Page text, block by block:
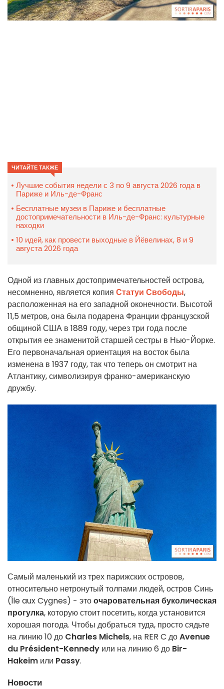
ЧИТАЙТЕ ТАКЖЕ
Лучшие события недели с 3 по 9 августа 2026 года в
Париже и Иль-де-Франс
Бесплатные музеи в Париже и бесплатные
достопримечательности в Иль-де-Франс: культурные
находки
10 идей, как провести выходные в Йёвелинах, 8 и 9
августа 2026 года
Одной из главных достопримечательностей острова,
несомненно, является копия Статуи Свободы,
расположенная на его западной оконечности. Высотой
11,5 метров, она была подарена Франции французской
общиной США в 1889 году, через три года после
открытия ее знаменитой старшей сестры в Нью-Йорке.
Его первоначальная ориентация на восток была
изменена в 1937 году, так что теперь он смотрит на
Атлантику, символизируя франко-американскую
дружбу.
Самый маленький из трех парижских островов,
относительно нетронутый толпами людей, остров Синь
(Île aux Cygnes) - этоочаровательная буколическая
прогулка, которую стоит посетить, когда установится
хорошая погода. Чтобы добраться туда, просто сядьте
на линию 10 до Charles Michels, на RER C доAvenue
du Président-Kennedy или на линию 6 до Bir-
Hakeim или Passy.
Новости